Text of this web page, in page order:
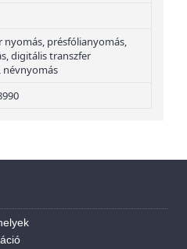
présfólianyomás,
digitális transzfer
névnyomás